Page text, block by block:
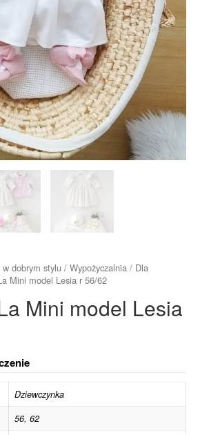
w dobrym stylu / Wypożyczalnia / Dla
Mini model Lesia r 56/62
Mini model Lesia
Dziewczynka
56, 62